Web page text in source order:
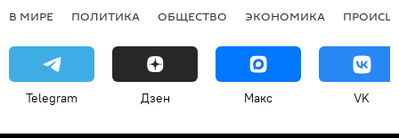
В МИРЕ ПОЛИТИКА ОБЩЕСТВО ЭКОНОМИКА
Telegram Дзен Макс VK